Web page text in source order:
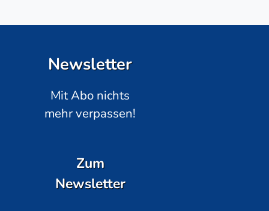
Newsletter
Mit Abo nichts
mehr verpassen!
Zum
Newsletter